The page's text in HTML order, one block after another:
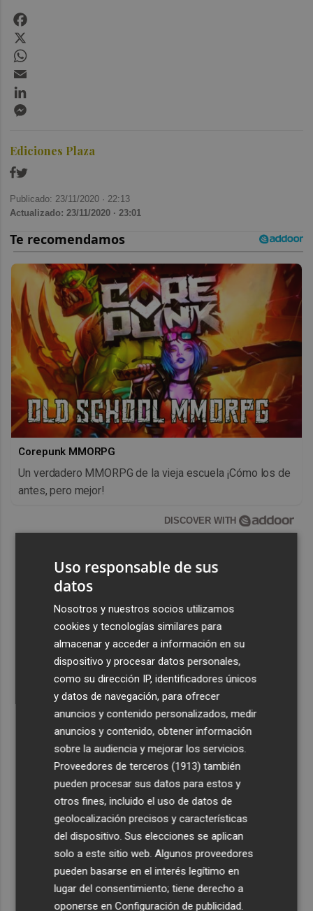
Ediciones Plaza
Publicado: 23/11/2020 · 22:13
Actualizado: 23/11/2020 · 23:01
Corepunk MMORPG
Un verdadero MMORPG de la vieja escuela ¡Cómo los de
antes, pero mejor!
DISCOVER WITH
Uso responsable de sus
datos
Nosotros y nuestros socios utilizamos
cookies y tecnologías similares para
almacenar y acceder a información en su
dispositivo y procesar datos personales,
como su dirección IP, identificadores únicos
y datos de navegación, para ofrecer
anuncios y contenido personalizados, medir
anuncios y contenido, obtener información
sobre la audiencia y mejorar los servicios.
Proveedores de terceros (1913) también
pueden procesar sus datos para estos y
otros fines, incluido el uso de datos de
geolocalización precisos y características
del dispositivo. Sus elecciones se aplican
solo a este sitio web. Algunos proveedores
pueden basarse en el interés legítimo en
lugar del consentimiento; tiene derecho a
oponerse enConfiguración de publicidad.